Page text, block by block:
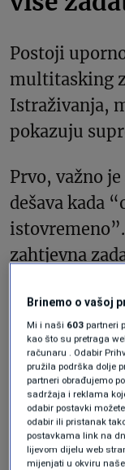
Postoji
multitasking
Istraživanja,
pokazuju
Prvo, važno
dešava kada
zahtjevna
ima svoju
upravo
takmičeći se
sljedeće
mentalne
U značajnom
Brinemo o vašoj
Mi i naši 603 partneri
kao što su pretraga
računaru . Odabir
pružila podrška dolje
partneri obrađujemo
sadržaja i reklama
odabir postavki
odabir ili pristanak
postavkama link na
lijevom dijelu web
mijenjati u okviru